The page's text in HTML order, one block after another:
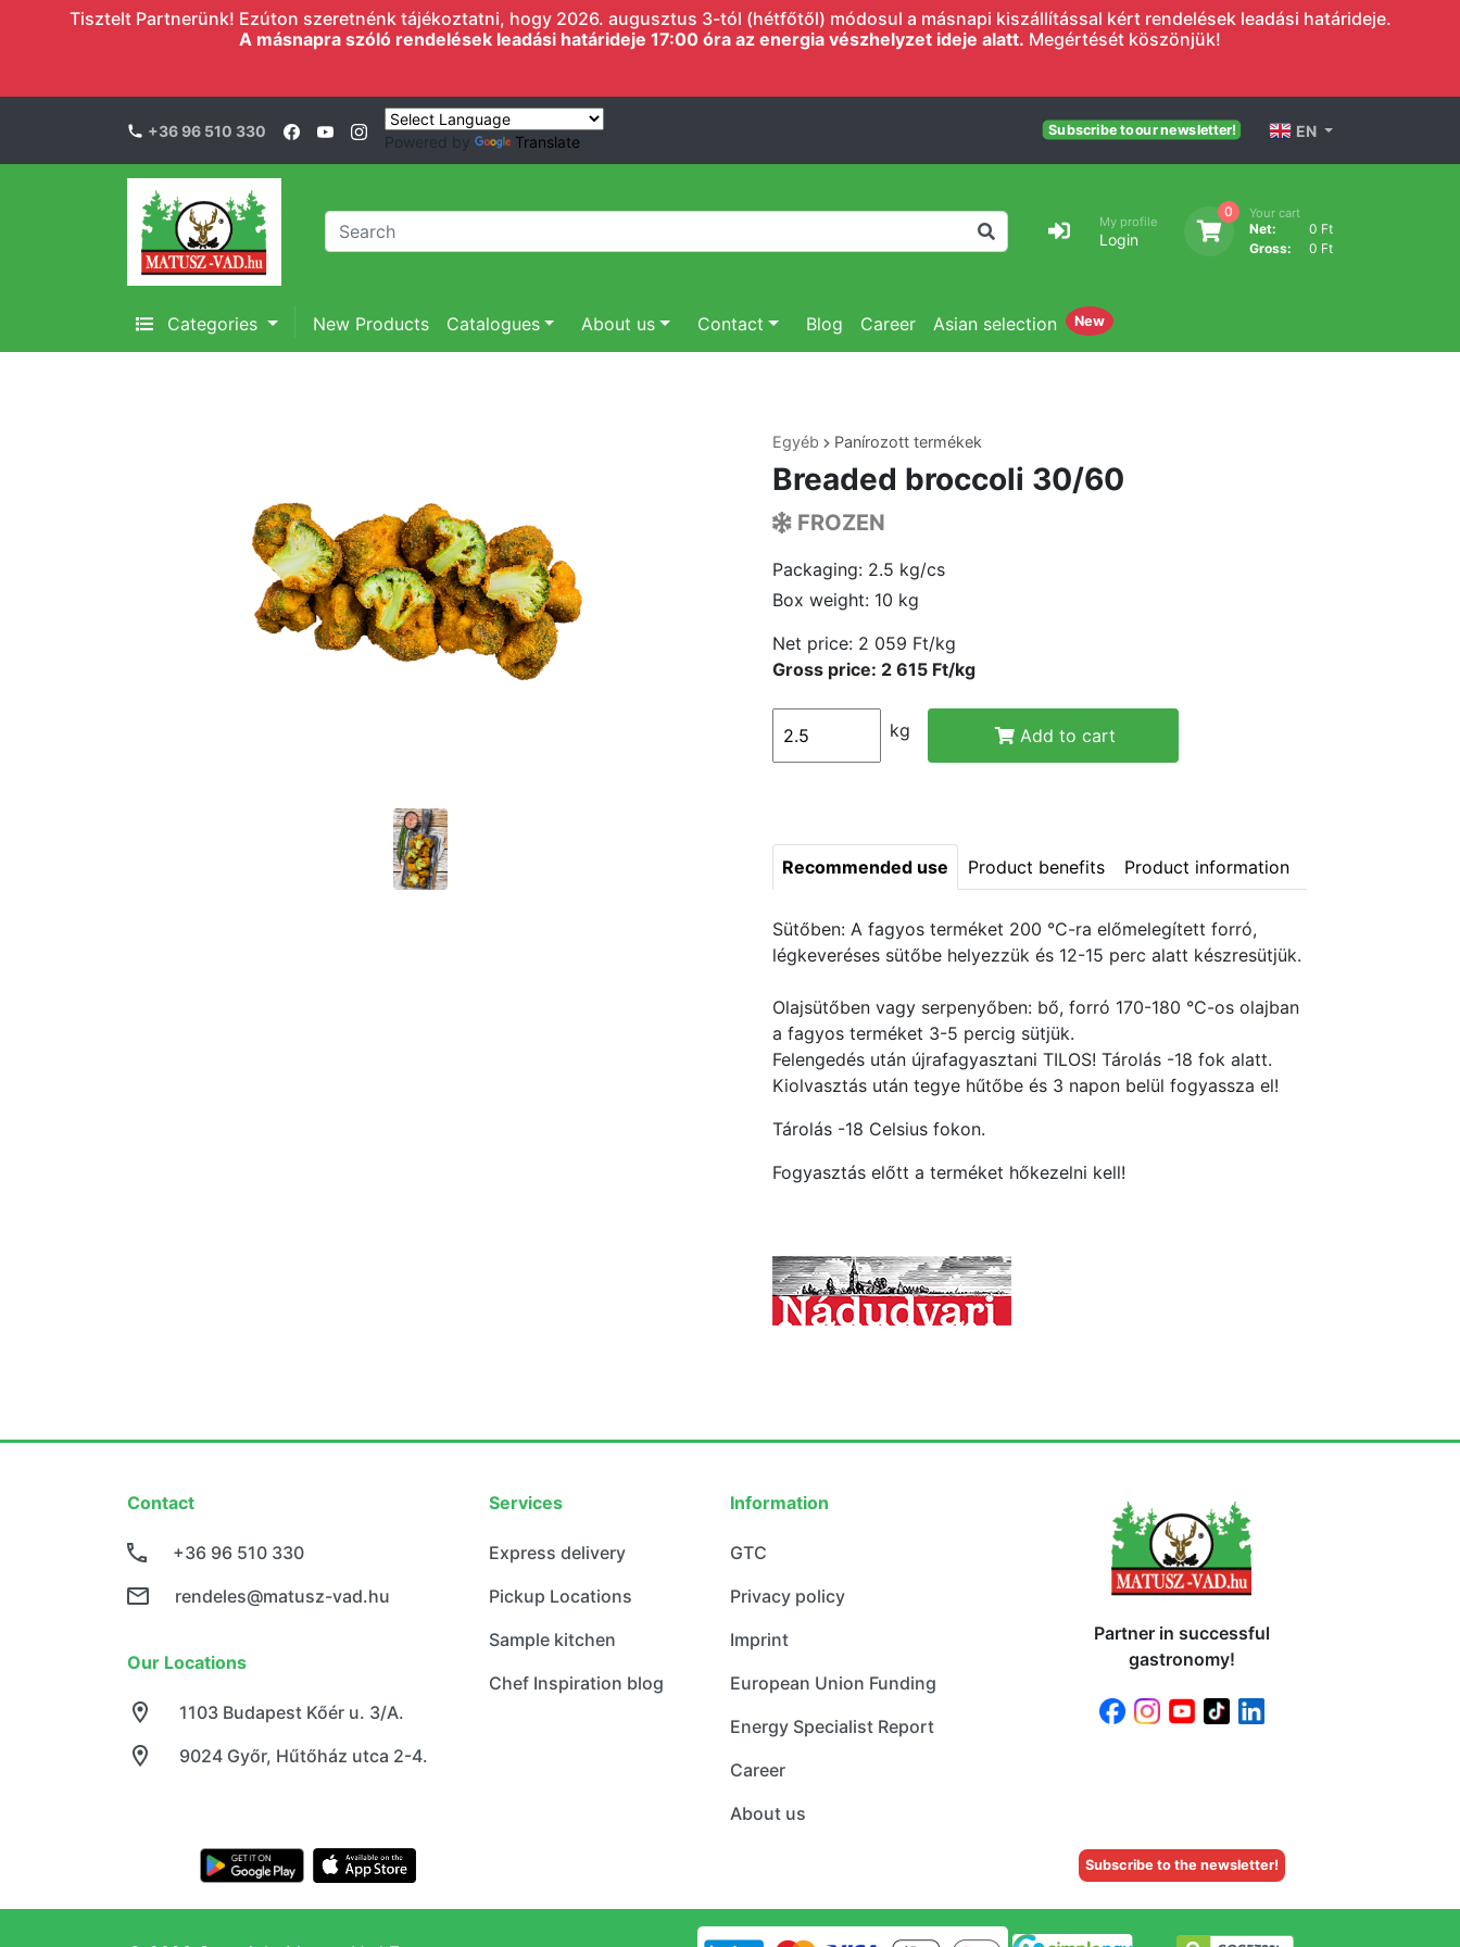
Tisztelt Partnerünk! Ezúton szeretnénk tájékoztatni, hogy 2026. augusztus 3-tól (hétfőtől) módosul a másnapi kiszállítással kért rendelések leadási határideje.
A másnapra szóló rendelések leadási határideje 17:00 óra az energia vészhelyzet ideje alatt. Megértését köszönjük!
+36 96 510 330
Powered by Translate
Subscribe to our newsletter! EN
My profile
Login
0 Your cart
Net:
0 Ft
Gross:
0 Ft
Categories New Products Catalogues About us Contact Blog Career Asian selection New
Egyéb Panírozott termékek
Breaded broccoli 30/60
FROZEN
Packaging: 2.5 kg/cs
Box weight: 10 kg
Net price: 2 059 Ft/kg
Gross price: 2 615 Ft/kg
kg Add to cart
Recommended use Product benefits Product information
Sütőben: A fagyos terméket 200 °C-ra előmelegített forró,
légkeveréses sütőbe helyezzük és 12-15 perc alatt készresütjük.
Olajsütőben vagy serpenyőben: bő, forró 170-180 °C-os olajban
a fagyos terméket 3-5 percig sütjük.
Felengedés után újrafagyasztani TILOS! Tárolás -18 fok alatt.
Kiolvasztás után tegye hűtőbe és 3 napon belül fogyassza el!
Tárolás -18 Celsius fokon.
Fogyasztás előtt a terméket hőkezelni kell!
Contact
+36 96 510 330
rendeles@matusz-vad.hu
Our Locations
9024 Győr, Hűtőház utca 2-4.
1103 Budapest Kőér u. 3/A.
Services
Express delivery
Pickup Locations
Sample kitchen
Chef Inspiration blog
Information
GTC
Privacy policy
Imprint
European Union Funding
Energy Specialist Report
Career
About us
Partner in successful
gastronomy!
Subscribe to the newsletter!